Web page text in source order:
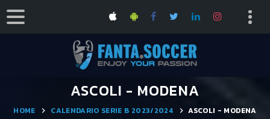
ASCOLI - MODENA
HOME CALENDARIO SERIE B 2023/2024 ASCOLI - MODENA